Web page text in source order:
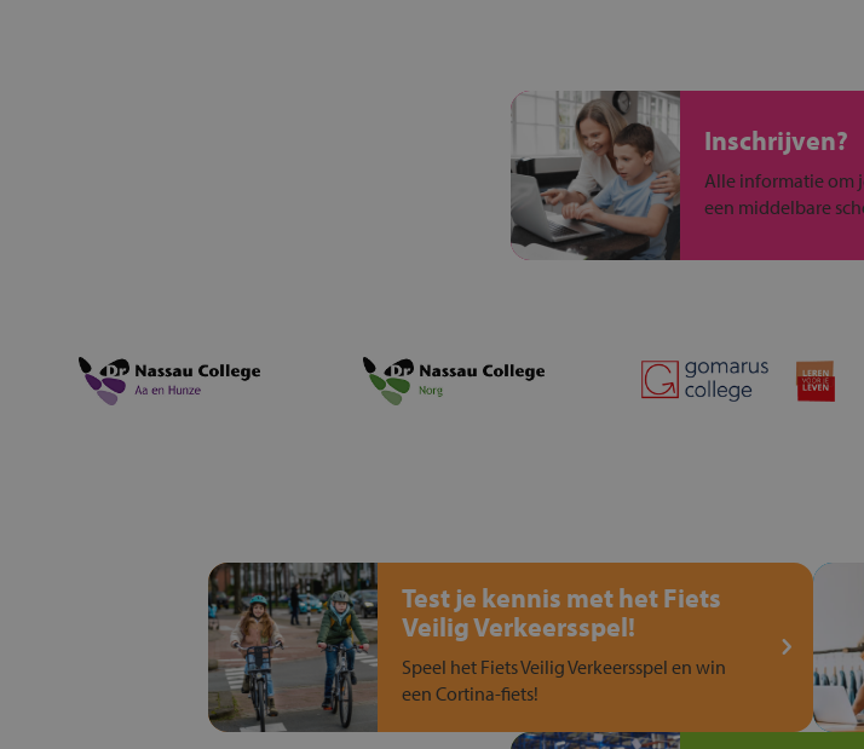
Inschrijven?
Alle informatie om
een middelbare
Test je kennis met het Fiets
Veilig Verkeersspel!
Speel het Fiets Veilig Verkeersspel en win
een Cortina-fiets!